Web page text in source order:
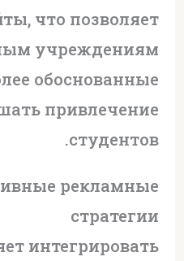
что позволяет
учреждениям
обоснованные
привлечение
студентов.
рекламные
стратегии
интегрировать